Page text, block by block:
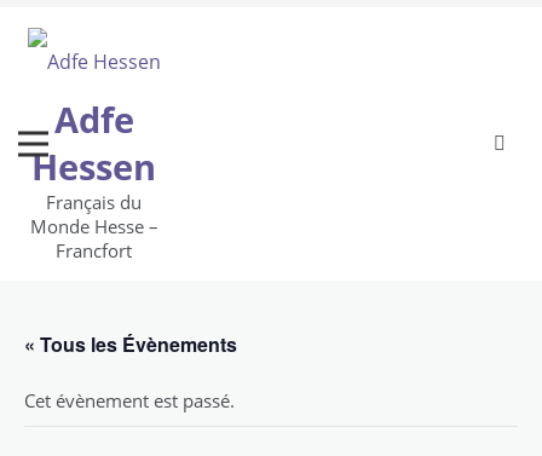
content
Adfe
Hessen
Français du
Monde Hesse –
Francfort
« Tous les Évènements
Cet évènement est passé.